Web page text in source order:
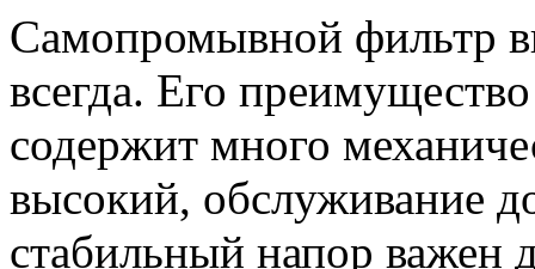
Самопромывной фильтр
всегда. Его
содержит много
высокий, обслуживание
стабильный напор важен